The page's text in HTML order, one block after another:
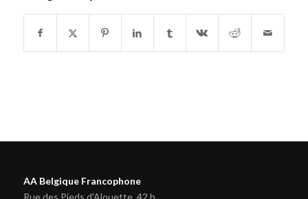
AA Belgique Francophone
Rue des Pieds d'Alouette, 42 b